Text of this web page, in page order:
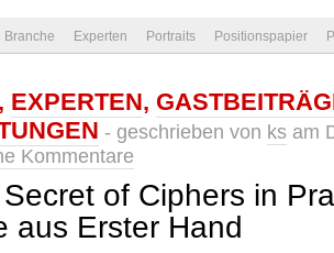
Branche Experten Portraits Positionspapier
, EXPERTEN,
- geschrieben von ks am
Kommentare
of Ciphers in
aus Erster Hand